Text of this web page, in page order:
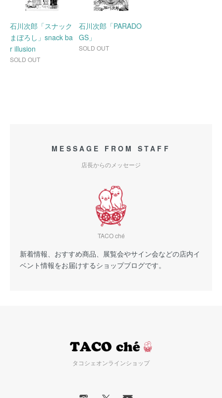
石川次郎「スナック
まぼろし」snack ba
r illusion
SOLD OUT
石川次郎「PARADO
GS」
SOLD OUT
MESSAGE FROM STAFF
店長からのメッセージ
TACO ché
新着情報、おすすめ商品、展覧会やサイン会などの店内イ
ベント情報をお届けするショップブログです。
タコシェオンラインショップ